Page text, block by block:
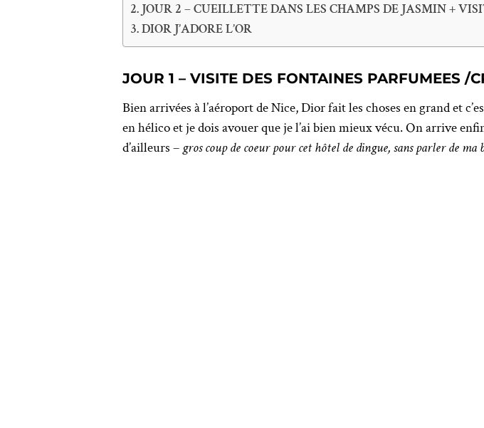
JOUR 2 – CUEILLETTE DANS LES CHAMPS DE JASMIN +
DIOR J’ADORE L’OR
JOUR 1 – VISITE DES FONTAINES PARFUMEES /
Bien arrivées à l’aéroport de Nice, Dior fait les choses en grand et
en hélico et je dois avouer que je l’ai bien mieux vécu. On arrive
d’ailleurs –gros coup de coeur pour cet hôtel de dingue, sans parler de